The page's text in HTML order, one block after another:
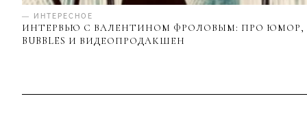
— ИНТЕРЕСНОЕ
ИНТЕРВЬЮ С ВАЛЕНТИНОМ ФРОЛОВЫМ: ПРО ЮМОР,
BUBBLES И ВИДЕОПРОДАКШЕН